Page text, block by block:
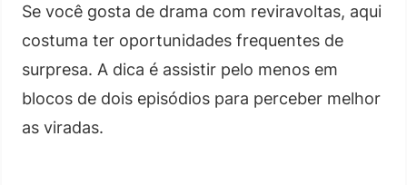
Se você gosta de drama com reviravoltas, aqui
costuma ter oportunidades frequentes de
surpresa. A dica é assistir pelo menos em
blocos de dois episódios para perceber melhor
as viradas.